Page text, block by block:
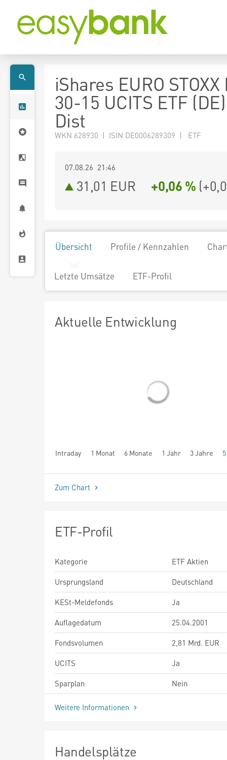
iShares EURO
30-15 UCITS ETF
Dist
WKN 628930 | ISIN DE0006289309 | ETF
07.08.26 21:46
31,01 EUR +0,06 % (
Übersicht Profile / Kennzahlen
Letzte Umsätze ETF-Profil
Aktuelle Entwicklung
Intraday 1 Monat 6 Monate 1 Jahr 3 Jahre
seit Beginn
Zum Chart
ETF-Profil
Kategorie
ETF Aktien
Ursprungsland
Deutschland
KESt-Meldefonds
Ja
Auflagedatum
25.04.2001
Fondsvolumen
2,81 Mrd. EUR
UCITS
Ja
Sparplan
Nein
Weitere Informationen
Handelsplätze